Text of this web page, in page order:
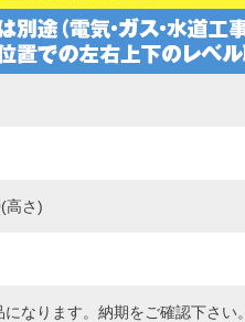
高さ)
なります。納期をご確認下さい。